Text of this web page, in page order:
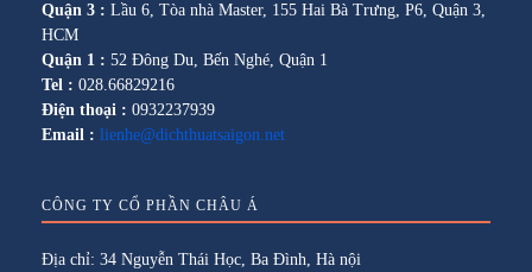
Quận 3 : Lầu 6, Tòa nhà Master, 155 Hai Bà Trưng, P6, Quận 3,
HCM
Quận 1 : 52 Đông Du, Bến Nghé, Quận 1
Tel : 028.66829216
Điện thoại : 0932237939
Email : lienhe@dichthuatsaigon.net
CÔNG TY CỔ PHẦN CHÂU Á
Địa chỉ: 34 Nguyễn Thái Học, Ba Đình, Hà nội